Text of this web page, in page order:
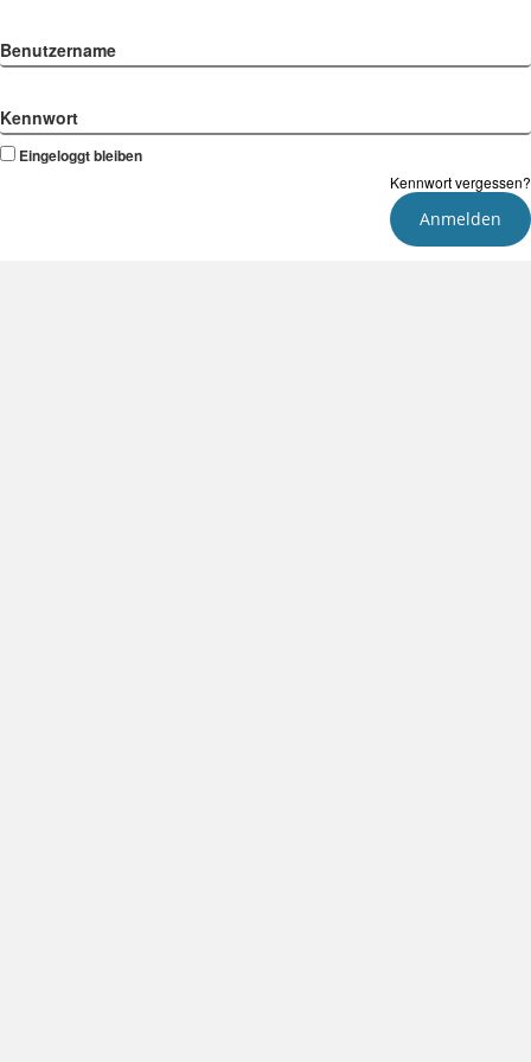
Benutzername
Kennwort
Eingeloggt bleiben
Kennwort vergessen?